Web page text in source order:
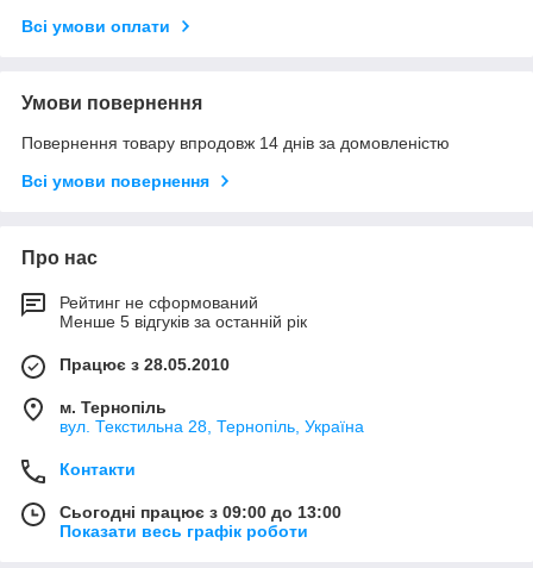
Всі умови оплати
Умови повернення
Повернення товару впродовж 14 днів за домовленістю
Всі умови повернення
Про нас
Рейтинг не сформований
Менше 5 відгуків за останній рік
Працює з 28.05.2010
м. Тернопіль
вул. Текстильна 28, Тернопіль, Україна
Контакти
Сьогодні працює з 09:00 до 13:00
Показати весь графік роботи